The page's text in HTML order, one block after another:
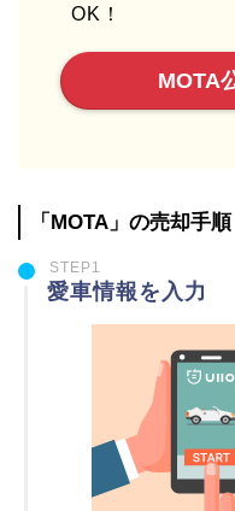
OK！
MOTA
「MOTA」の売却手順
STEP1
愛車情報を入力